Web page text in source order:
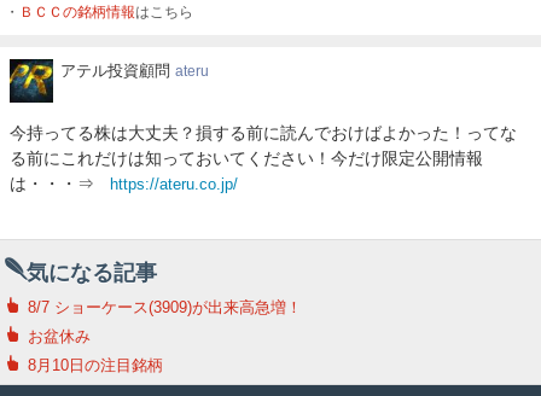
ＢＣＣの銘柄情報はこちら
ア
投
資
顧
アテル投資顧問 ateru
今持ってる株は大丈夫？損する前に読んでおけばよかった！ってな
る前にこれだけは知っておいてください！今だけ限定公開情報
は・・・⇒
https://ateru.co.jp/
気になる記事
8/7 ショーケース(3909)が出来高急増！
お盆休み
8月10日の注目銘柄